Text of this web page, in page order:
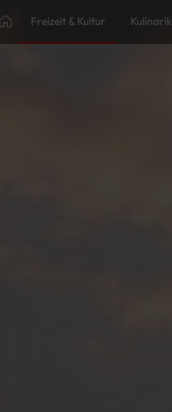
Freizeit & Kultur Kulinarik